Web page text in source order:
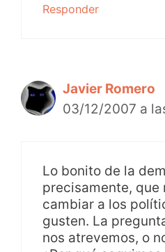
Responder
Javier Romero
03/12/2007 a
Lo bonito de la
precisamente, que
cambiar a los
gusten. La
nos atrevemos, o